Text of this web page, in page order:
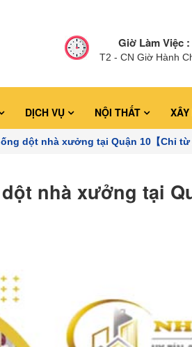
Giờ Làm Việc :
T2 - CN Giờ Hành
DỊCH VỤ NỘI THẤT
dột nhà xưởng tại Quận 10【Chỉ từ
nhà xưởng tại